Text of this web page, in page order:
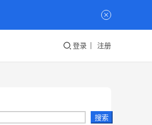
登录 注册
搜索